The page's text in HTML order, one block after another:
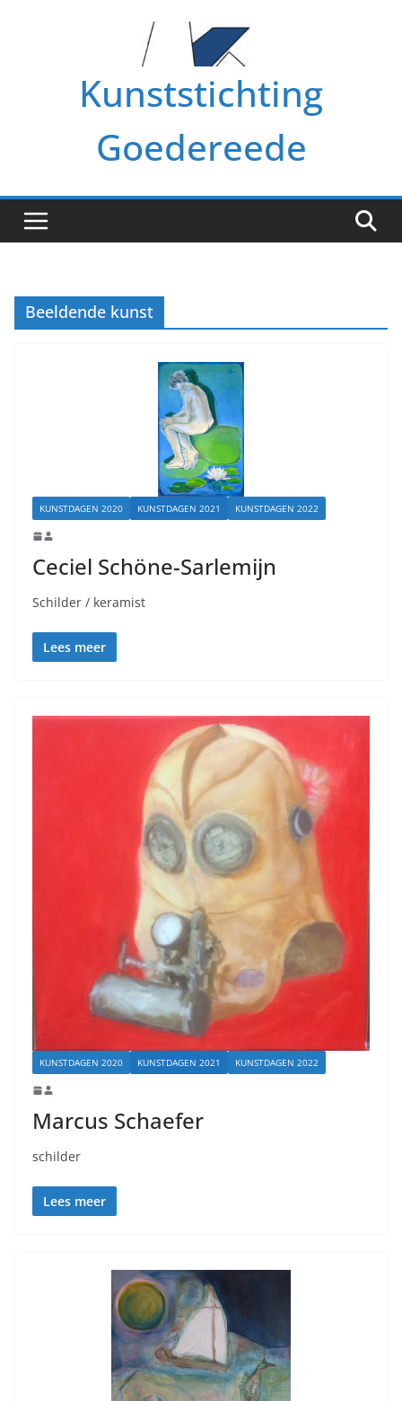
Kunststichting
Goedereede
Beeldende kunst
KUNSTDAGEN 2020 KUNSTDAGEN 2021 KUNSTDAGEN 2022
Ceciel Schöne-Sarlemijn
Schilder / keramist
Lees meer
KUNSTDAGEN 2020 KUNSTDAGEN 2021 KUNSTDAGEN 2022
Marcus Schaefer
schilder
Lees meer